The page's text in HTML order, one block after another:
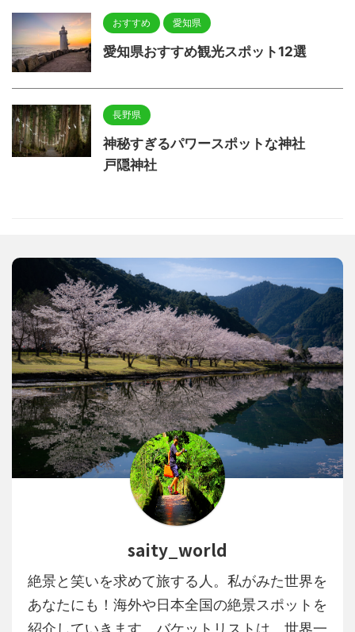
おすすめ 愛知県
愛知県おすすめ観光スポット12選
長野県
神秘すぎるパワースポットな神社
戸隠神社
saity_world
絶景と笑いを求めて旅する人。私がみた世界を
あなたにも！海外や日本全国の絶景スポットを
紹介していきます。バケットリストは、世界一